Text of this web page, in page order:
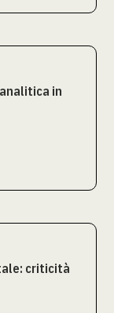
in
criticità